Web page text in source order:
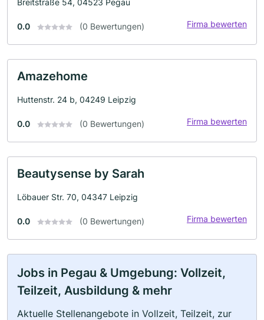
0.0 (0 Bewertungen) Firma bewerten
Amazehome
Huttenstr. 24 b, 04249 Leipzig
0.0 (0 Bewertungen) Firma bewerten
Beautysense by Sarah
Löbauer Str. 70, 04347 Leipzig
0.0 (0 Bewertungen) Firma bewerten
Jobs in Pegau & Umgebung: Vollzeit,
Teilzeit, Ausbildung & mehr
Aktuelle Stellenangebote in Vollzeit, Teilzeit, zur